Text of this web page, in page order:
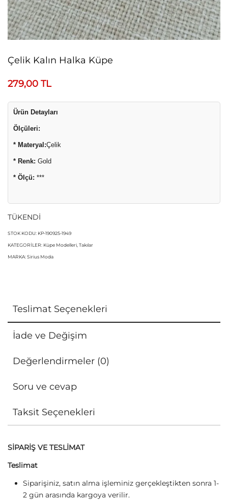
Çelik Kalın Halka Küpe
279,00 TL
Ürün Detayları
Ölçüleri:
* Materyal:Çelik
* Renk: Gold
* Ölçü: ***
TÜKENDİ
STOK KODU: KP-190925-1949
KATEGORILER: Küpe Modelleri Takılar
MARKA:Sirius Moda
Teslimat Seçenekleri
İade ve Değişim
Değerlendirmeler (0)
Soru ve cevap
Taksit Seçenekleri
SİPARİŞ VE TESLİMAT
Teslimat
Siparişiniz, satın alma işleminiz gerçekleştikten sonra 1-
2 gün arasında kargoya verilir.